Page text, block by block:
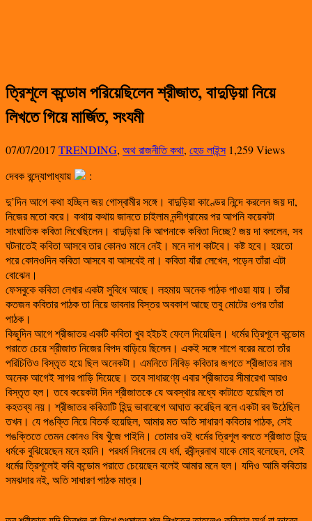
ত্রিশূলে কন্ডোম পরিয়েছিলেন শ্রীজাত, বাদুড়িয়া নিয়ে
লিখতে গিয়ে মার্জিত, সংযমী
07/07/2017 TRENDING, অথ রাজনীতি কথা, হেড লাইন্স 1,259 Views
দেবক বন্দ্যোপাধ্যায়
:
দু’দিন আগে কথা হচ্ছিল জয় গোস্বামীর সঙ্গে। বাদুড়িয়া কাণ্ডের নিন্দে করলেন জয় দা,
নিজের মতো করে। কথায় কথায় জানতে চাইলাম নন্দীগ্রামের পর আপনি কয়েকটা
সাংঘাতিক কবিতা লিখেছিলেন। বাদুড়িয়া কি আপনাকে কবিতা দিচ্ছে? জয় দা বললেন, সব
ঘটনাতেই কবিতা আসবে তার কোনও মানে নেই। মনে দাগ কাটবে। কষ্ট হবে। হয়তো
পরে কোনওদিন কবিতা আসবে বা আসবেই না। কবিতা যাঁরা লেখেন, পড়েন তাঁরা এটা
বোঝেন।
ফেসবুকে কবিতা লেখার একটা সুবিধে আছে। লহমায় অনেক পাঠক পাওয়া যায়। তাঁরা
কতজন কবিতার পাঠক তা নিয়ে ভাবনার বিস্তর অবকাশ আছে তবু মোটের ওপর তাঁরা
পাঠক।
কিছুদিন আগে শ্রীজাতর একটি কবিতা খুব হইচই ফেলে দিয়েছিল। ধর্মের ত্রিশূলে কন্ডোম
পরাতে চেয়ে শ্রীজাত নিজের বিপদ বাড়িয়ে ছিলেন। একই সঙ্গে শাপে বরের মতো তাঁর
পরিচিতিও বিস্তৃত হয়ে ছিল অনেকটা। এমনিতে নিবিড় কবিতার জগতে শ্রীজাতর নাম
অনেক আগেই সাগর পাড়ি দিয়েছে। তবে সাধারণ্যে এবার শ্রীজাতর সীমারেখা আরও
বিস্তৃত হল। তবে কয়েকটা দিন শ্রীজাতকে যে অবস্থার মধ্যে কাটাতে হয়েছিল তা
কহতব্য নয়। শ্রীজাতর কবিতাটি হিন্দু ভাবাবেগে আঘাত করেছিল বলে একটা রব উঠেছিল
তখন। যে পঙক্তি নিয়ে বিতর্ক হয়েছিল, আমার মত অতি সাধারণ কবিতার পাঠক, সেই
পঙক্তিতে তেমন কোনও বিষ খুঁজে পাইনি। তোমার ওই ধর্মের ত্রিশূল বলতে শ্রীজাত হিন্দু
ধর্মকে বুঝিয়েছেন মনে হয়নি। পরধর্ম নিধনের যে ধর্ম, রবীন্দ্রনাথ যাকে মোহ বলেছেন, সেই
ধর্মের ত্রিশূলেই কবি কন্ডোম পরাতে চেয়েছেন বলেই আমার মনে হল। যদিও আমি কবিতার
সমঝদার নই, অতি সাধারণ পাঠক মাত্র।